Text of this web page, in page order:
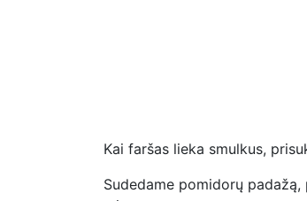
Kai faršas lieka smulkus,
Sudedame pomidorų